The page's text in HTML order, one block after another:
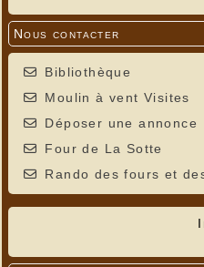
Nous contacter
Bibliothèque
Moulin à vent Visites
Déposer une annonce
Four de La Sotte
Rando des fours et